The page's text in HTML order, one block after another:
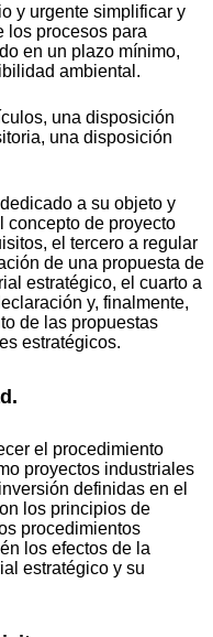
y urgente simplificar y
los procesos para
en un plazo mínimo,
ambiental.
una disposición
una disposición
a su objeto y
concepto de proyecto
el tercero a regular
de una propuesta de
estratégico, el cuarto a
y, finalmente,
de las propuestas
estratégicos.
el procedimiento
proyectos industriales
definidas en el
los principios de
procedimientos
los efectos de la
estratégico y su